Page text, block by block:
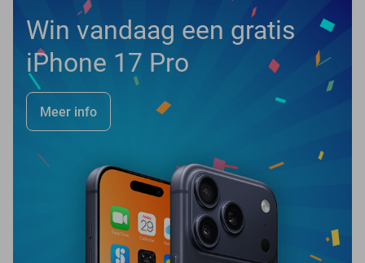
Win vandaag een gratis
iPhone 17 Pro
Meer info